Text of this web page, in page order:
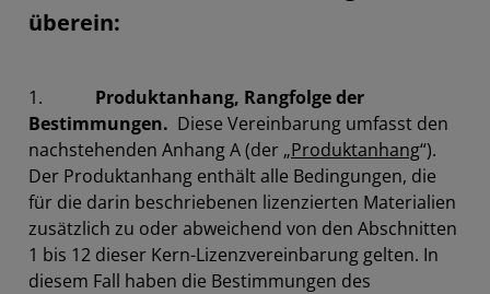
überein:
1. Produktanhang, Rangfolge der
Bestimmungen. Diese Vereinbarung umfasst den
nachstehenden Anhang A (der „Produktanhang“).
Der Produktanhang enthält alle Bedingungen, die
für die darin beschriebenen lizenzierten Materialien
zusätzlich zu oder abweichend von den Abschnitten
1 bis 12 dieser Kern-Lizenzvereinbarung gelten. In
diesem Fall haben die Bestimmungen des